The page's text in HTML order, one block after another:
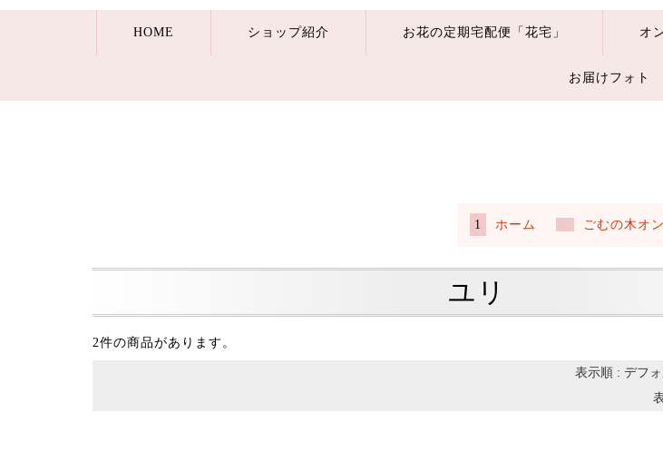
HOME ショップ紹介 お花の定期宅配便「花宅」 オ
お届けフォト
ホーム ごむの木オ
ユリ
2件の商品があります。
表示順 : デフォ